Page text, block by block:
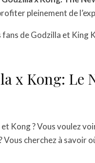
pleinement de
de Godzilla et King
x Kong: Le
Kong ? Vous voulez
cherchez à savoir